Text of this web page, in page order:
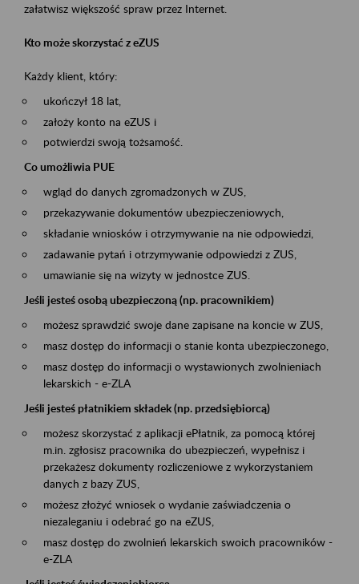
załatwisz większość spraw przez Internet.
Kto może skorzystać z eZUS
Każdy klient, który:
ukończył 18 lat,
założy konto na eZUS i
potwierdzi swoją tożsamość.
Co umożliwia PUE
wgląd do danych zgromadzonych w ZUS,
przekazywanie dokumentów ubezpieczeniowych,
składanie wniosków i otrzymywanie na nie odpowiedzi,
zadawanie pytań i otrzymywanie odpowiedzi z ZUS,
umawianie się na wizyty w jednostce ZUS.
Jeśli jesteś osobą ubezpieczoną (np. pracownikiem)
możesz sprawdzić swoje dane zapisane na koncie w ZUS,
masz dostęp do informacji o stanie konta ubezpieczonego,
masz dostęp do informacji o wystawionych zwolnieniach
lekarskich - e-ZLA
Jeśli jesteś płatnikiem składek (np. przedsiębiorcą)
możesz skorzystać z aplikacji ePłatnik, za pomocą której
m.in. zgłosisz pracownika do ubezpieczeń, wypełnisz i
przekażesz dokumenty rozliczeniowe z wykorzystaniem
danych z bazy ZUS,
możesz złożyć wniosek o wydanie zaświadczenia o
niezaleganiu i odebrać go na eZUS,
masz dostęp do zwolnień lekarskich swoich pracowników -
e-ZLA